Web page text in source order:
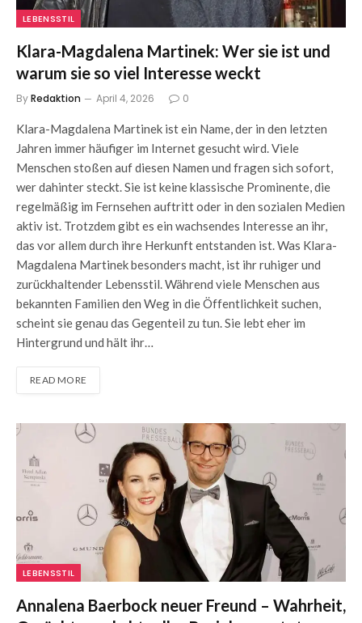
LEBENSSTIL
Klara-Magdalena Martinek: Wer sie ist und
warum sie so viel Interesse weckt
ByRedaktion April 4, 2026 0
Klara-Magdalena Martinek ist ein Name, der in den letzten
Jahren immer häufiger im Internet gesucht wird. Viele
Menschen stoßen auf diesen Namen und fragen sich sofort,
wer dahinter steckt. Sie ist keine klassische Prominente, die
regelmäßig im Fernsehen auftritt oder in den sozialen Medien
aktiv ist. Trotzdem gibt es ein wachsendes Interesse an ihr,
das vor allem durch ihre Herkunft entstanden ist. Was Klara-
Magdalena Martinek besonders macht, ist ihr ruhiger und
zurückhaltender Lebensstil. Während viele Menschen aus
bekannten Familien den Weg in die Öffentlichkeit suchen,
scheint sie genau das Gegenteil zu tun. Sie lebt eher im
Hintergrund und hält ihr…
READ MORE
LEBENSSTIL
Annalena Baerbock neuer Freund – Wahrheit,